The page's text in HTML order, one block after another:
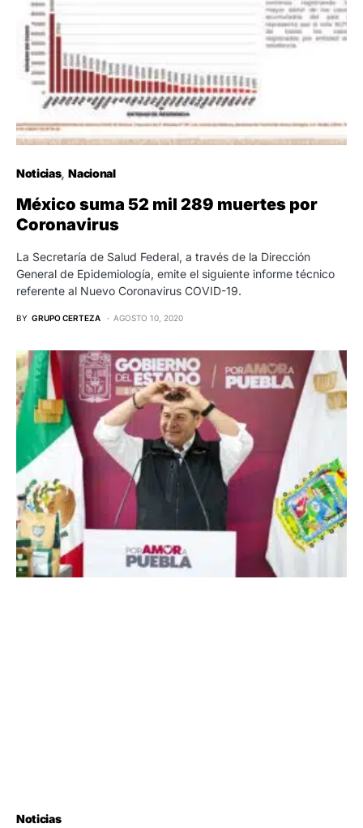
Noticias Nacional
México suma 52 mil 289 muertes por
Coronavirus
La Secretaría de Salud Federal, a través de la Dirección
General de Epidemiología, emite el siguiente informe técnico
referente al Nuevo Coronavirus COVID-19.
BY GRUPO CERTEZA AGOSTO 10, 2020
Noticias